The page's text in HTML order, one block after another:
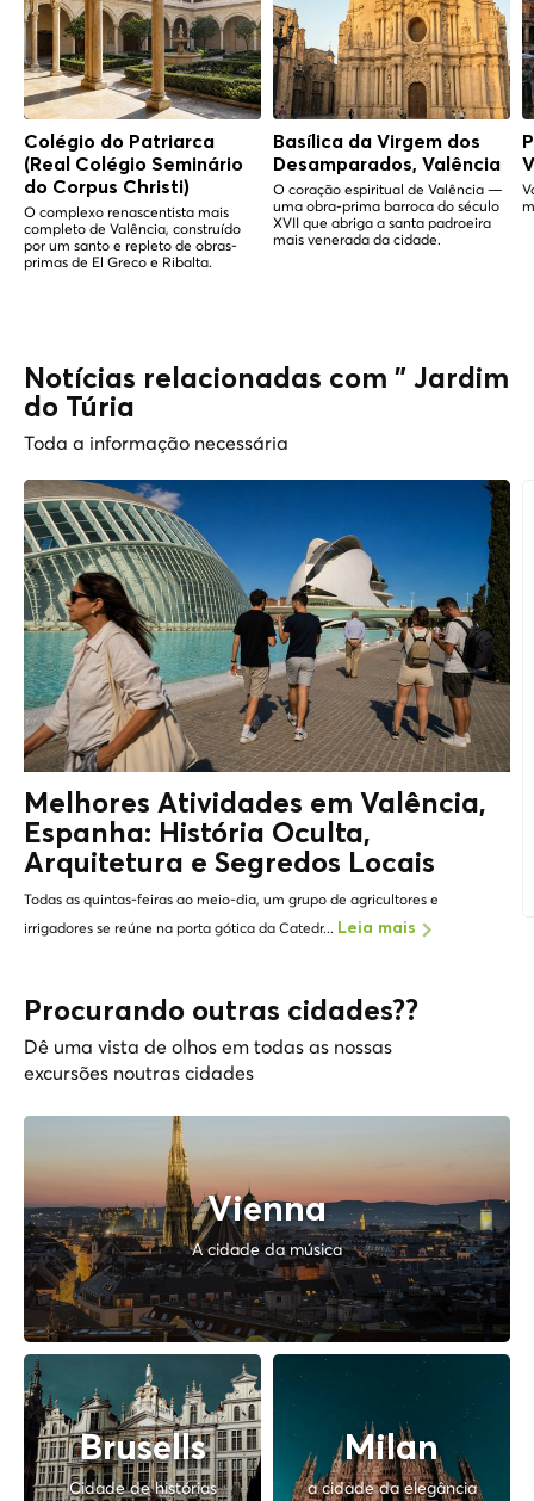
Colégio do Patriarca
(Real Colégio Seminário
do Corpus Christi)
O complexo renascentista mais
completo de Valência, construído
por um santo e repleto de obras-
primas de El Greco e Ribalta.
Basílica da Virgem dos
Desamparados, Valência
O coração espiritual de Valência —
uma obra-prima barroca do século
XVII que abriga a santa padroeira
mais venerada da cidade.
Notícias relacionadas com " Jardim
do Túria
Toda a informação necessária
Melhores Atividades em Valência,
Espanha: História Oculta,
Arquitetura e Segredos Locais
Todas as quintas-feiras ao meio-dia, um grupo de agricultores e
irrigadores se reúne na porta gótica da Catedr... Leia mais
Procurando outras cidades??
Dê uma vista de olhos em todas as nossas
excursões noutras cidades
Vienna
A cidade da música
Brusells
Cidade de histórias
Milan
a cidade da elegância